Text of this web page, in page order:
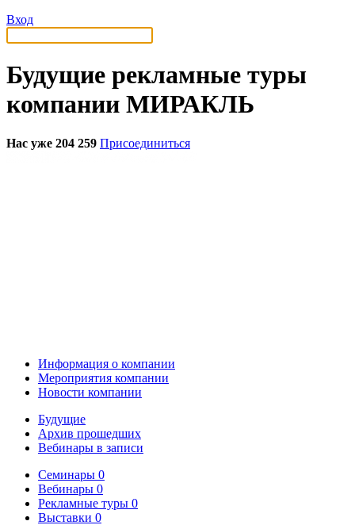
Вход
Будущие рекламные туры
компании МИРАКЛЬ
Нас уже 204 259 Присоединиться
Информация о компании
Мероприятия компании
Новости компании
Будущие
Архив прошедших
Вебинары в записи
Семинары 0
Вебинары 0
Рекламные туры 0
Выставки 0